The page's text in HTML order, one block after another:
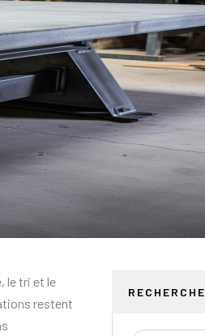
RECHERCHE
le tri et le
restent